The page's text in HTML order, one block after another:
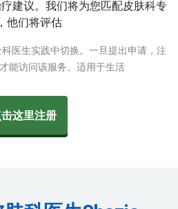
建议。我们将为您匹配皮肤科专
他们将评估
医生实践中切换。一旦提出申请，注
能访问该服务。适用于生活
这里注册